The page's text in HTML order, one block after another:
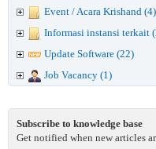
Event / Acara Krishand (4)
Informasi instansi terkait
Update Software (22)
Job Vacancy (1)
Subscribe to knowledge base
Get notified when new articles